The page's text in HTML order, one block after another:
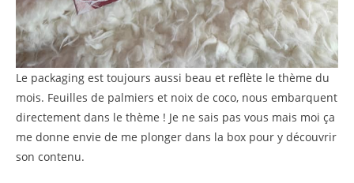
Le packaging est toujours aussi beau et reflète le thème du
mois. Feuilles de palmiers et noix de coco, nous embarquent
directement dans le thème ! Je ne sais pas vous mais moi ça
me donne envie de me plonger dans la box pour y découvrir
son contenu.